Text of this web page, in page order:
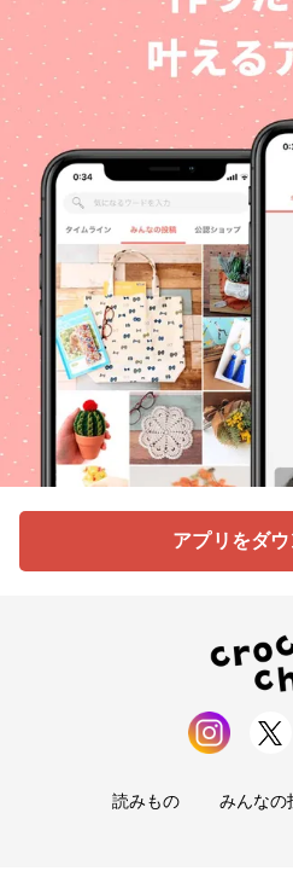
アプリをダ
読みもの みんなの